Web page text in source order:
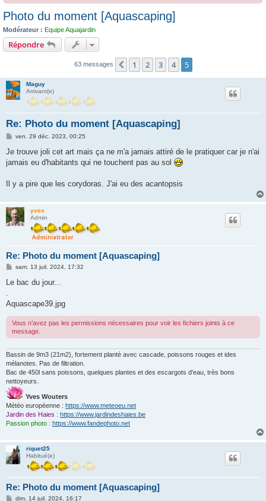
Photo du moment [Aquascaping]
Modérateur : Equipe Aquajardin
Répondre
63 messages Précédente
1 2 3 4 5
Maguy
Arrivant(e)
Re: Photo du moment [Aquascaping]
M
s
a
ven. 29 déc. 2023, 00:25
Je trouve joli cet art mais ça ne m'a jamais attiré de le pratiquer car je n'ai
jamais eu d'habitants qui ne touchent pas au sol
Il y a pire que les corydoras. J'ai eu des acantopsis
yves
Admin
Re: Photo du moment [Aquascaping]
M
s
g
e
sam. 13 juil. 2024, 17:32
Le bac du jour...
.
Aquascape39.jpg
Vous n’avez pas les permissions nécessaires pour voir les fichiers joints à ce
message.
Bassin de 9m3 (21m2), fortement planté avec cascade, poissons rouges et ides
mélanotes. Pas de filtration.
Bac de 450l sans poissons, quelques plantes et des escargots d'eau, très bons
nettoyeurs.
Yves Wouters
Météo européenne : https://www.meteoeu.net
Jardin des Haies : https://www.jardindeshaies.be
Passion photo : https://www.fandephoto.net
riquet25
Habitué(e)
Re: Photo du moment [Aquascaping]
Mdim. 14 juil. 2024, 16:17